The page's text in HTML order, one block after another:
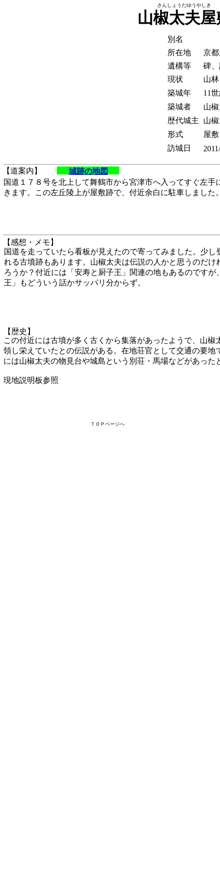
山椒太夫屋
【道案内】 城跡の地図
国道を走っていたら看板が見えたので寄ってみました。少
れる古墳跡もあります。山椒太夫は伝説の人かと思うのだ
ろうか？付近には「安寿と厨子王」関連の地もあるのです
王」もどういう話かサッパリ分からず。
【感想・メモ】
別名
所在地
京
遺構等
碑
現状
山林
築城年
11
築城者
山
歴代城主
山
形式
屋敷
訪城日
国道１７８号を北上して舞鶴市から宮津市へ入ってすぐ左
きます。この左丘陵上が屋敷跡で、付近余白に駐車しました
この付近には古墳が多く古くから集落があったようで、山
領し栄えていたとの伝説がある。在地荘官として交通の要
には山椒太夫の物見台や城島という別荘・馬場などがあった
現地説明板参照
【歴史】
さんしょうだゆうやしき
ＴＯＰページへ